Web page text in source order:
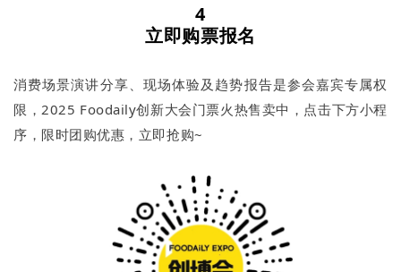
4
立即购票报名
消费场景演讲分享、现场体验及趋势报告是参会嘉宾专属权
限，2025 Foodaily创新大会门票火热售卖中，点击下方小程
序，限时团购优惠，立即抢购~